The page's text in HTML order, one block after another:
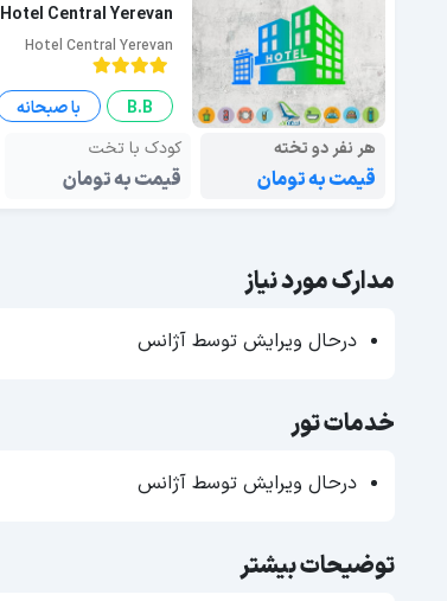
Hotel Central Yerevan
Hotel Central Yerevan
B.B
با صبحانه
هر نفر دو تخته
قیمت به تومان
کودک با تخت
قیمت به تومان
مدارک مورد نیاز
درحال ویرایش توسط آژانس
خدمات تور
درحال ویرایش توسط آژانس
توضیحات بیشتر